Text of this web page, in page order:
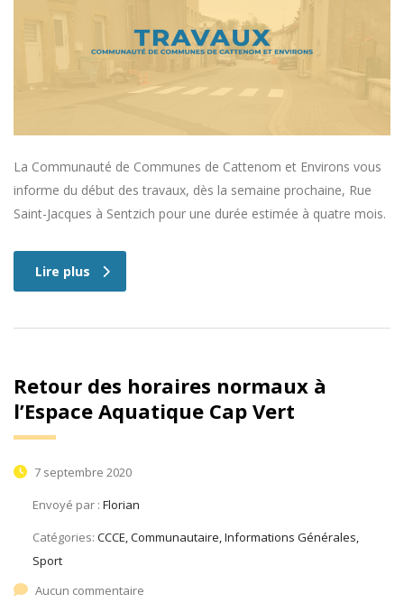
La Communauté de Communes de Cattenom et Environs vous
informe du début des travaux, dès la semaine prochaine, Rue
Saint-Jacques à Sentzich pour une durée estimée à quatre mois.
Lire plus
Retour des horaires normaux à
l’Espace Aquatique Cap Vert
7 septembre 2020
Envoyé par : Florian
Catégories: CCCE, Communautaire, Informations Générales,
Sport
Aucun commentaire